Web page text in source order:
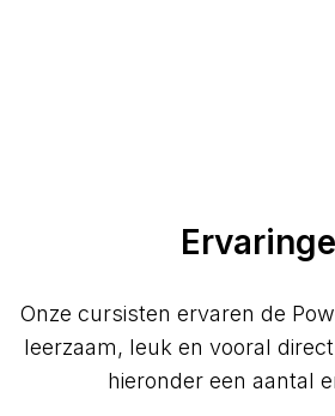
Onze cursisten ervaren de
leerzaam, leuk en vooral
hieronder een aantal